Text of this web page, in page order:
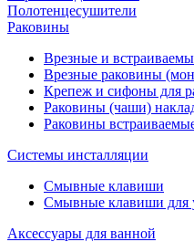
Полотенцесушители
Раковины
Врезные и
Врезные раковины
Крепеж и сифоны для
Раковины (чаши)
Раковины
Системы инсталляции
Смывные клавиши
Смывные клавиши для
Аксессуары для ванной